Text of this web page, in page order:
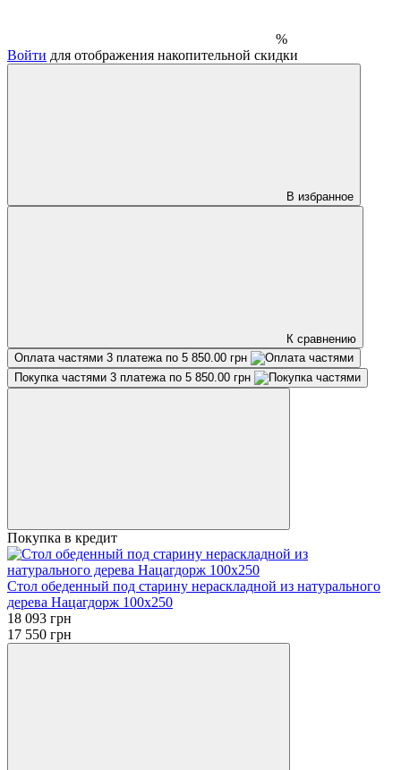
%
Войти для отображения накопительной скидки
В избранное
К сравнению
Оплата частями 3 платежа по 5 850.00 грн
Покупка частями 3 платежа по 5 850.00 грн
Покупка в кредит
Стол обеденный под старину нераскладной из натурального
дерева Нацагдорж 100х250
18 093 грн
17 550 грн